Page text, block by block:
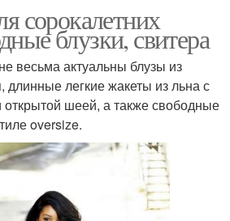
сорокалетних
блузки, свитера
весьма актуальны блузы из
длинные легкие жакеты из льна с
открытой шеей, а также свободные
oversize.